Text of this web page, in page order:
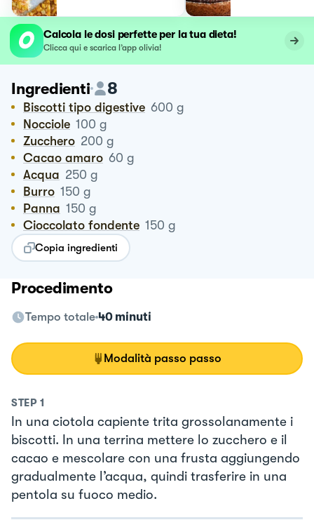
Calcola le dosi perfette per la tua dieta!
Clicca qui e scarica l’app olivia!
Ingredienti 8
Biscotti tipo digestive 600 g
Nocciole 100 g
Zucchero 200 g
Cacao amaro 60 g
Acqua 250 g
Burro 150 g
Panna 150 g
Cioccolato fondente 150 g
Copia ingredienti
Procedimento
Tempo totale 40 minuti
Modalità passo passo
STEP 1
In una ciotola capiente trita grossolanamente i
biscotti. In una terrina mettere lo zucchero e il
cacao e mescolare con una frusta aggiungendo
gradualmente l’acqua, quindi trasferire in una
pentola su fuoco medio.